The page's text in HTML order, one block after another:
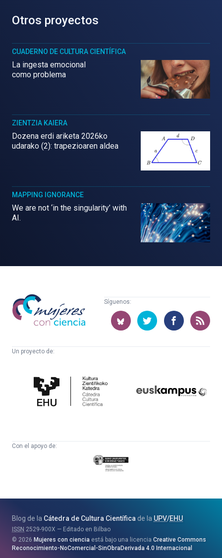
Otros proyectos
CUADERNO DE CULTURA CIENTÍFICA
La ingesta emocional
como problema
ZIENTZIA KAIERA
Dozena erdi ariketa 2026ko
udarako (2): trapezioaren aldea
MAPPING IGNORANCE
We are not ‘in the singularity’ with
AI.
Mujeres
con
ciencia
Síguenos:
Un proyecto de:
Cultura
Científica
Con el apoyo de:
Eusko
Jaurlaritza
eta
Berrikuntza
Saila
Blog de la Cátedra de Cultura Científica de la UPV/EHU
ISSN 2529-900X
Editado en Bilbao
2026 Mujeres con ciencia está bajo una licencia Creative Commons
Reconocimiento-NoComercial-SinObraDerivada 4.0 Internacional